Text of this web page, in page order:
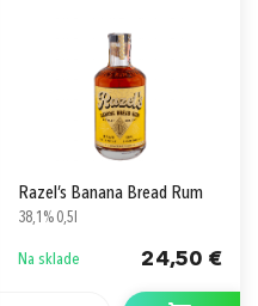
Razel’s Banana Bread Rum
38,1% 0,5l
Na sklade 24,50 €